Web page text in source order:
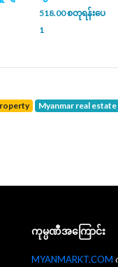
518.00 စတုရန်းပေ
1
Myanmar real
ကုမ္ပဏီအကြောင်း
MYANMARKT.COM